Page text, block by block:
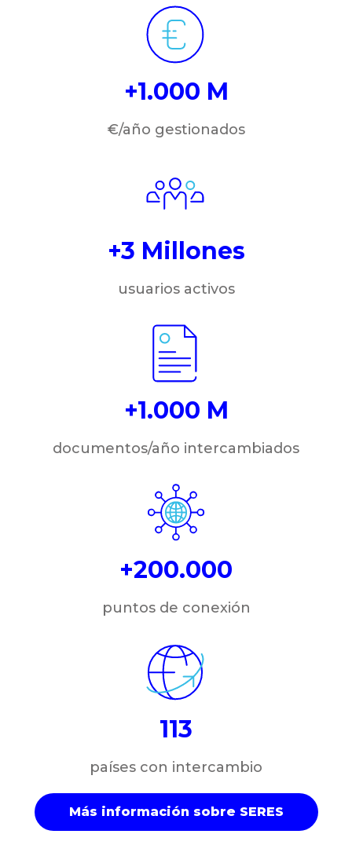
+1.000 M
€/año gestionados
+3 Millones
usuarios activos
+1.000 M
documentos/año intercambiados
+200.000
puntos de conexión
113
países con intercambio
Más información sobre SERES